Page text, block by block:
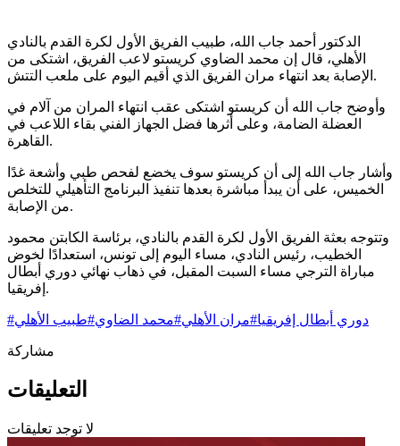
الدكتور أحمد جاب الله، طبيب الفريق الأول لكرة القدم بالنادي
الأهلي، قال إن محمد الضاوي كريستو لاعب الفريق، اشتكى من
الإصابة بعد انتهاء مران الفريق الذي أقيم اليوم على ملعب التتش.
وأوضح جاب الله أن كريستو اشتكى عقب انتهاء المران من آلام في
العضلة الضامة، وعلى أثرها فضل الجهاز الفني بقاء اللاعب في
القاهرة.
وأشار جاب الله إلى أن كريستو سوف يخضع لفحص طبي وأشعة غدًا
الخميس، على أن يبدأ مباشرة بعدها تنفيذ البرنامج التأهيلي للتخلص
من الإصابة.
وتتوجه بعثة الفريق الأول لكرة القدم بالنادي، برئاسة الكابتن محمود
الخطيب، رئيس النادي، مساء اليوم إلى تونس، استعدادًا لخوض
مباراة الترجي مساء السبت المقبل، في ذهاب نهائي دوري أبطال
إفريقيا.
# دوري أبطال إفريقيا#مران الأهلي#محمد الضاوي#طبيب الأهلي
مشاركة
التعليقات
لا توجد تعليقات